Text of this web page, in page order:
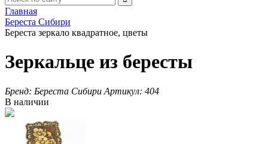
Главная
Береста Сибири
Береста зеркало квадратное, цветы
Зеркальце из бересты
Бренд: Береста Сибири Артикул: 404
В наличии